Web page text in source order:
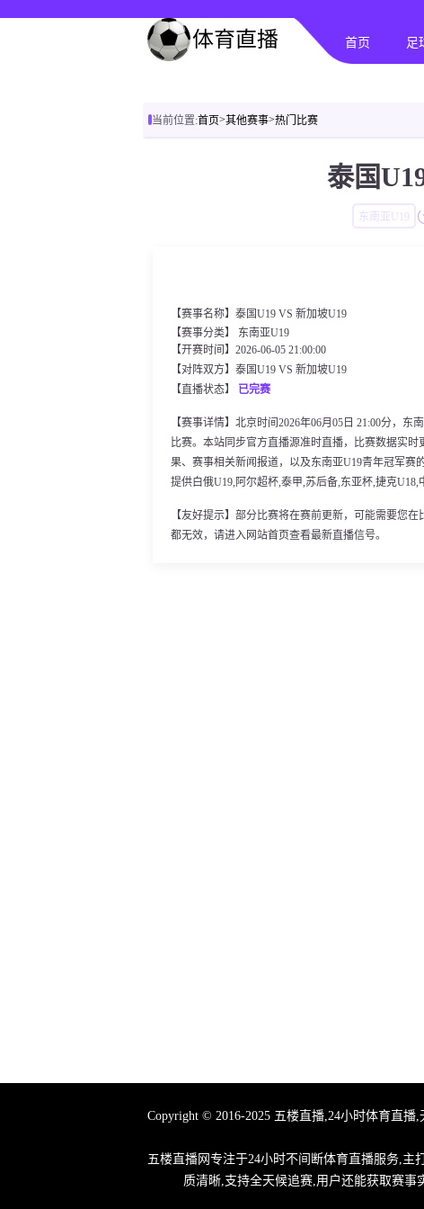
首页 足
当前位置:首页>其他赛事>热门比赛
泰国
东南亚U19
【赛事名称】泰国U19 VS 新加坡U19
【赛事分类】 东南亚U19
【开赛时间】2026-06-05 21:00:00
【对阵双方】泰国U19 VS 新加坡U19
【直播状态】 已完赛
【赛事详情】北京时间2026年06月05日 21:00分，
比赛。本站同步官方直播源准时直播，比赛数据实
果、赛事相关新闻报道，以及东南亚U19青年冠军
提供白俄U19,阿尔超杯,泰甲,苏后备,东亚杯,捷克
【友好提示】部分比赛将在赛前更新，可能需要您
都无效，请进入网站首页查看最新直播信号。
Copyright © 2016-2025 五楼直播,24小时体育直
五楼直播网专注于24小时不间断体育直播服务,
质清晰,支持全天候追赛,用户还能获取赛事